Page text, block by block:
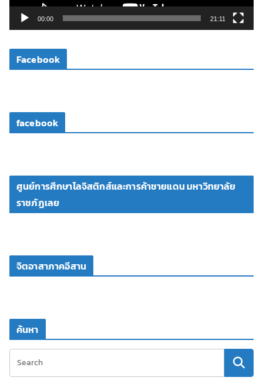
ดี
โ
00:00 21:11
Facebook
facebook
ศูนย์การศึกษาโลจิสติกส์และการค้าชายแดน มหาวิทยาลัย
ราชภัฏเลย
จิตอาสาภาคอีสาน
ค้นหา